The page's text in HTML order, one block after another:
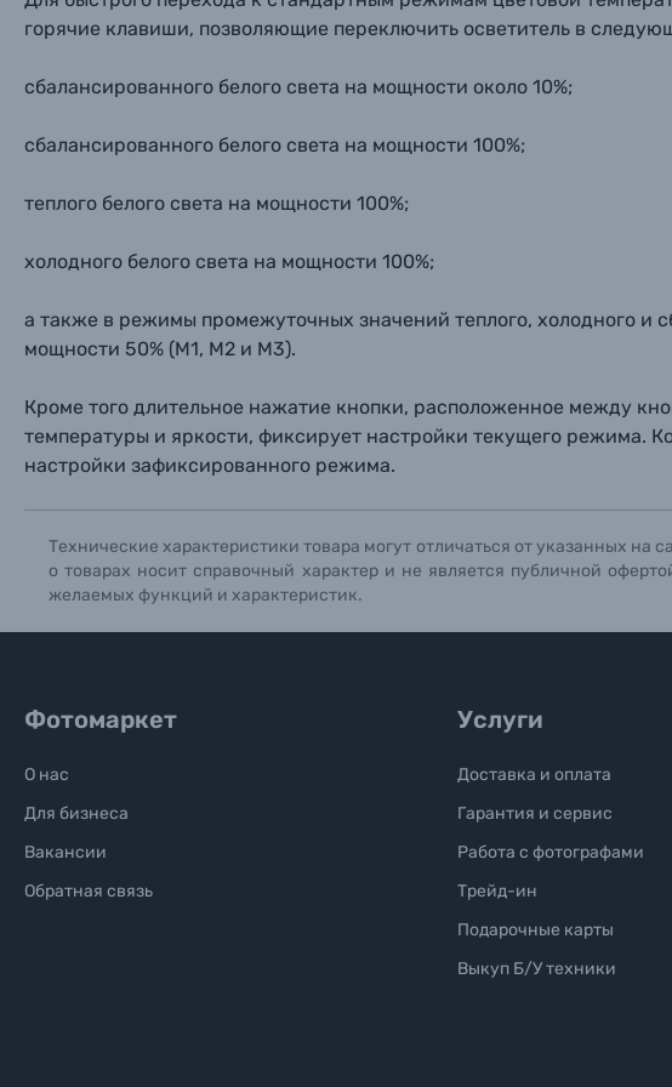
горячие клавиши, позволяющие переключить осветитель в
сбалансированного белого света на мощности около 10%;
сбалансированного белого света на мощности 100%;
теплого белого света на мощности 100%;
холодного белого света на мощности 100%;
а также в режимы промежуточных значений теплого, холодного и
мощности 50% (M1, М2 и М3).
Кроме того длительное нажатие кнопки, расположенное между
температуры и яркости, фиксирует настройки текущего режима.
настройки зафиксированного режима.
Технические характеристики товара могут отличаться от указанных
о товарах носит справочный характер и не является публичной
желаемых функций и характеристик.
Фотомаркет
О нас
Для бизнеса
Вакансии
Обратная связь
Услуги
Доставка и оплата
Гарантия и сервис
Работа с фотографами
Трейд-ин
Подарочные карты
Выкуп Б/У техники